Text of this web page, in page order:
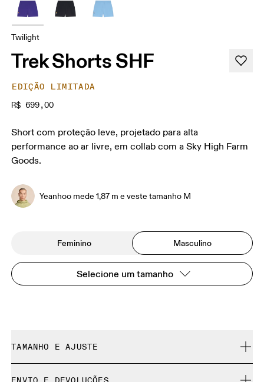
Twilight
Trek Shorts SHF
EDIÇÃO LIMITADA
R$ 699,00
Short com proteção leve, projetado para alta
performance ao ar livre, em collab com a Sky High Farm
Goods.
Yeanhoo mede 1,87 m e veste tamanho M
Feminino Masculino
Selecione um tamanho
TAMANHO E AJUSTE